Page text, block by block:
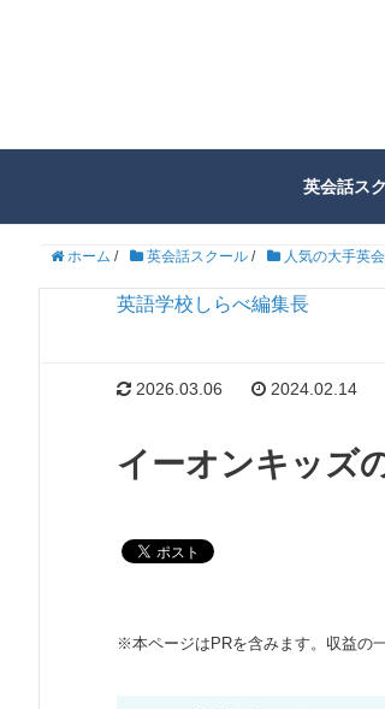
英会話ス
ホーム / 英会話スクール / 人気の大手英
英語学校しらべ編集長
2026.03.06 2024.02.14
イーオンキッズ
※本ページはPRを含みます。収益の